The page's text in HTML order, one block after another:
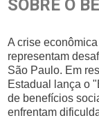
SOBRE O
A crise
representam
São Paulo. Em
Estadual lança o
de benefícios
enfrentam